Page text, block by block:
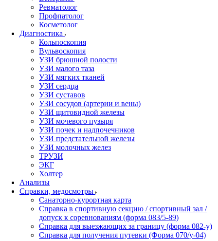
Ревматолог
Профпатолог
Косметолог
Диагностика
Кольпоскопия
Вульвоскопия
УЗИ брюшной полости
УЗИ малого таза
УЗИ мягких тканей
УЗИ сердца
УЗИ суставов
УЗИ сосудов (артерии и вены)
УЗИ щитовидной железы
УЗИ мочевого пузыря
УЗИ почек и надпочечников
УЗИ предстательной железы
УЗИ молочных желез
ТРУЗИ
ЭКГ
Холтер
Анализы
Справки, медосмотры
Санаторно-курортная карта
Справка в спортивную секцию / спортивный зал /
допуск к соревнованиям (форма 083/5-89)
Справка для выезжающих за границу (форма 082-у)
Справка для получения путевки (Форма 070/у-04)